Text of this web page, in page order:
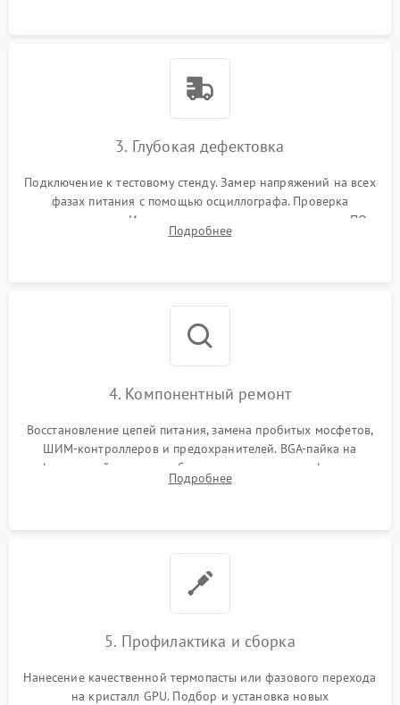
3. Глубокая дефектовка
Подключение к тестовому стенду. Замер напряжений на всех
фазах питания с помощью осциллографа. Проверка
инициализации. Использование специализированного ПО
MATS
Подробнее
4. Компонентный ремонт
Восстановление цепей питания, замена пробитых мосфетов,
ШИМ-контроллеров и предохранителей. BGA-пайка на
инфракрасной станции реболлинг или замена графического
чипа и дефектной памяти GDDR. Прошивка BIOS
Подробнее
5. Профилактика и сборка
Нанесение качественной термопасты или фазового перехода
на кристалл GPU. Подбор и установка новых